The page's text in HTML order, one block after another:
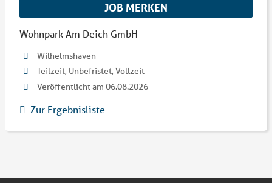
JOB MERKEN
Wohnpark Am Deich GmbH
Wilhelmshaven
Teilzeit, Unbefristet, Vollzeit
Veröffentlicht am 06.08.2026
Zur Ergebnisliste